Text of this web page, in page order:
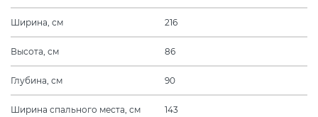
Ширина, см 216
Высота, см 86
Глубина, см 90
Ширина спального места, см 143